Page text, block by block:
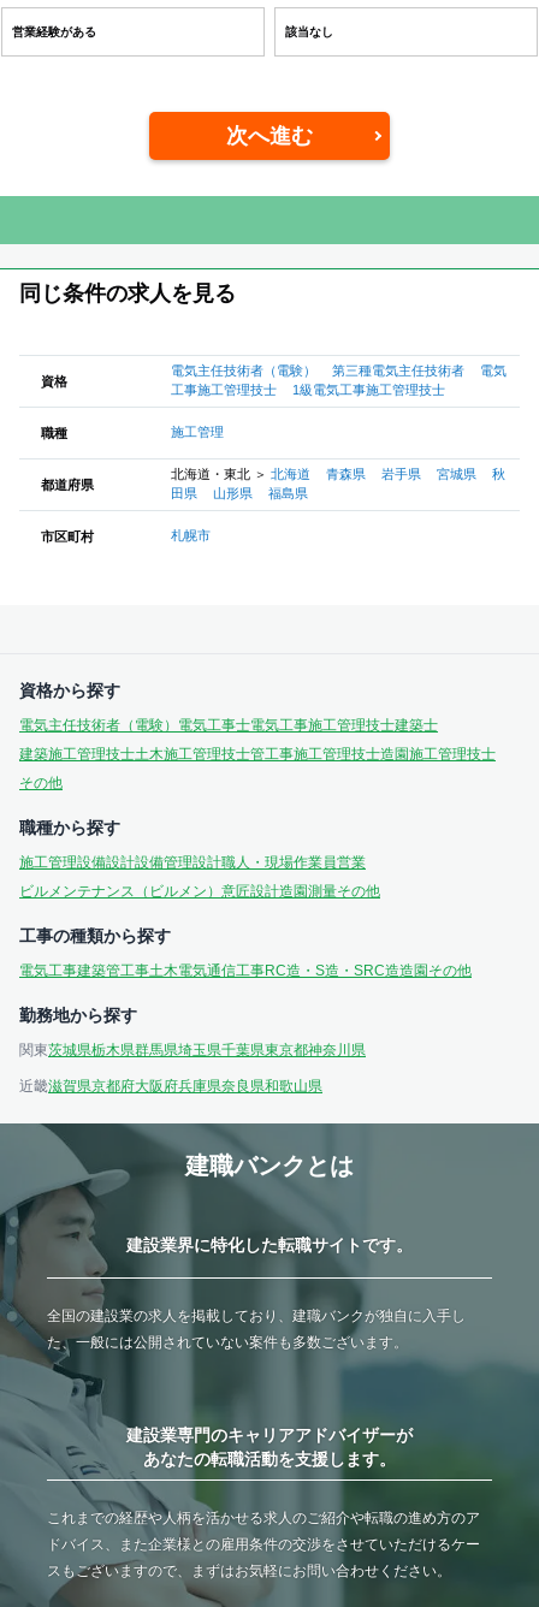
営業経験がある 該当なし
次へ進む
同じ条件の求人を見る
資格
電気主任技術者（電験） 第三種電気主任技術者
電気
工事施工管理技士
1級電気工事施工管理技士
職種 施工管理
都道府県
北海道・東北 ＞ 北海道 青森県 岩手県 宮城県
秋
田県
山形県 福島県
市区町村 札幌市
資格から探す
電気主任技術者（電験） 電気工事士電気工事施工管理技士建築士
建築施工管理技士土木施工管理技士管工事施工管理技士造園施工管理技士
その他
職種から探す
施工管理設備設計設備管理設計職人・現場作業員営業
ビルメンテナンス（ビルメン） 意匠設計造園測量その他
工事の種類から探す
電気工事建築管工事土木電気通信工事RC造・S造・SRC造造園 その他
勤務地から探す
関東茨城県栃木県群馬県埼玉県千葉県東京都神奈川県
近畿滋賀県京都府大阪府兵庫県奈良県和歌山県
建職バンクとは
建設業界に特化した転職サイトです。
全国の建設業の求人を掲載しており、建職バンクが独自に入手し
た、一般には公開されていない案件も多数ございます。
建設業専門のキャリアアドバイザーが
あなたの転職活動を支援します。
これまでの経歴や人柄を活かせる求人のご紹介や転職の進め方のア
ドバイス、また企業様との雇用条件の交渉をさせていただけるケー
スもございますので、まずはお気軽にお問い合わせください。